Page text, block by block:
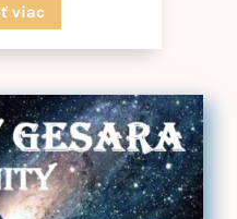
viac